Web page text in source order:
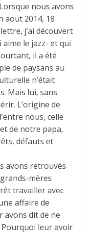
nous avons
aout 2014, 18
j’ai découvert
le jazz- et qui
il a été
de paysans au
n’était
Mais lui, sans
L’origine de
nous, celle
de notre papa,
défauts et
avons retrouvés
mères
travailler avec
affaire de
avons dit de ne
Pourquoi leur avoir